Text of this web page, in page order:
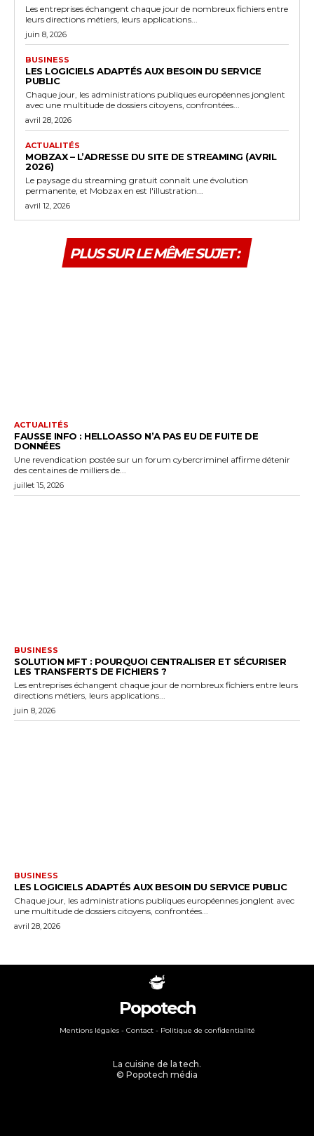
Les entreprises échangent chaque jour de nombreux fichiers entre
leurs directions métiers, leurs applications...
juin 8, 2026
BUSINESS
LES LOGICIELS ADAPTÉS AUX BESOIN DU SERVICE
PUBLIC
Chaque jour, les administrations publiques européennes jonglent
avec une multitude de dossiers citoyens, confrontées...
avril 28, 2026
ACTUALITÉS
MOBZAX – L’ADRESSE DU SITE DE STREAMING (AVRIL
2026)
Le paysage du streaming gratuit connaît une évolution
permanente, et Mobzax en est l'illustration...
avril 12, 2026
PLUS SUR LE MÊME SUJET :
ACTUALITÉS
FAUSSE INFO : HELLOASSO N’A PAS EU DE FUITE DE
DONNÉES
Une revendication postée sur un forum cybercriminel affirme détenir
des centaines de milliers de...
juillet 15, 2026
BUSINESS
SOLUTION MFT : POURQUOI CENTRALISER ET SÉCURISER
LES TRANSFERTS DE FICHIERS ?
Les entreprises échangent chaque jour de nombreux fichiers entre leurs
directions métiers, leurs applications...
juin 8, 2026
BUSINESS
LES LOGICIELS ADAPTÉS AUX BESOIN DU SERVICE PUBLIC
Chaque jour, les administrations publiques européennes jonglent avec
une multitude de dossiers citoyens, confrontées...
avril 28, 2026
Popotech
Mentions légales- Contact- Politique de confidentialité
La cuisine de la tech.
© Popotech média